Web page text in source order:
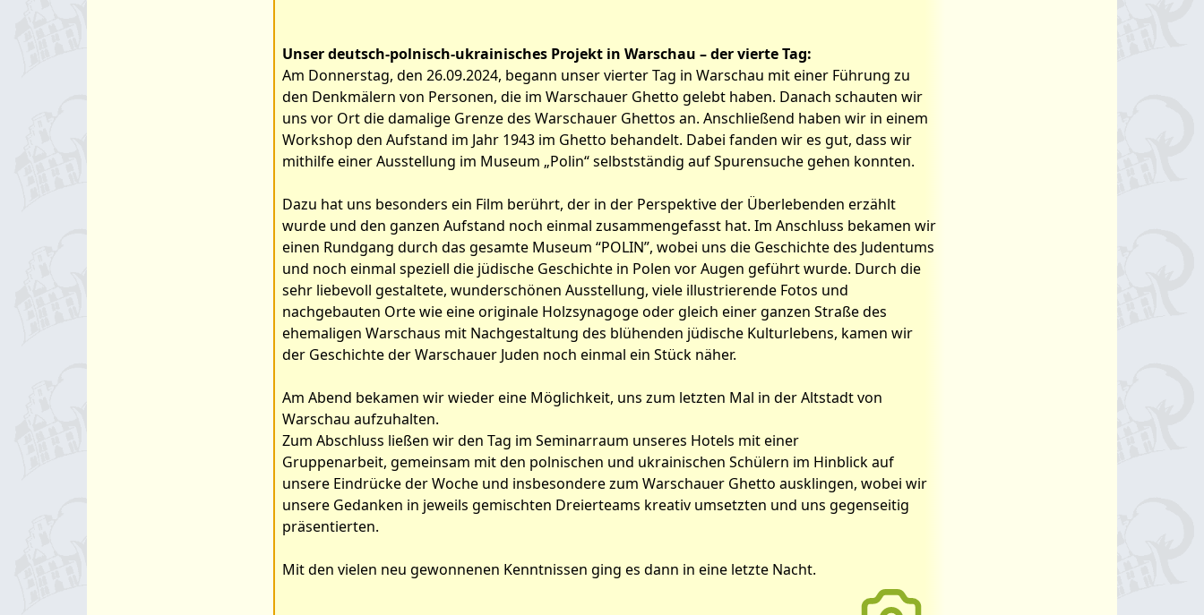
Unser deutsch-polnisch-ukrainisches Projekt in Warschau – der vierte Tag:
Am Donnerstag, den 26.09.2024, begann unser vierter Tag in Warschau mit einer Führung zu
den Denkmälern von Personen, die im Warschauer Ghetto gelebt haben. Danach schauten wir
uns vor Ort die damalige Grenze des Warschauer Ghettos an. Anschließend haben wir in einem
Workshop den Aufstand im Jahr 1943 im Ghetto behandelt. Dabei fanden wir es gut, dass wir
mithilfe einer Ausstellung im Museum „Polin“ selbstständig auf Spurensuche gehen konnten.
Dazu hat uns besonders ein Film berührt, der in der Perspektive der Überlebenden erzählt
wurde und den ganzen Aufstand noch einmal zusammengefasst hat. Im Anschluss bekamen wir
einen Rundgang durch das gesamte Museum “POLIN”, wobei uns die Geschichte des Judentums
und noch einmal speziell die jüdische Geschichte in Polen vor Augen geführt wurde. Durch die
sehr liebevoll gestaltete, wunderschönen Ausstellung, viele illustrierende Fotos und
nachgebauten Orte wie eine originale Holzsynagoge oder gleich einer ganzen Straße des
ehemaligen Warschaus mit Nachgestaltung des blühenden jüdische Kulturlebens, kamen wir
der Geschichte der Warschauer Juden noch einmal ein Stück näher.
Am Abend bekamen wir wieder eine Möglichkeit, uns zum letzten Mal in der Altstadt von
Warschau aufzuhalten.
Zum Abschluss ließen wir den Tag im Seminarraum unseres Hotels mit einer
Gruppenarbeit, gemeinsam mit den polnischen und ukrainischen Schülern im Hinblick auf
unsere Eindrücke der Woche und insbesondere zum Warschauer Ghetto ausklingen, wobei wir
unsere Gedanken in jeweils gemischten Dreierteams kreativ umsetzten und uns gegenseitig
präsentierten.
Mit den vielen neu gewonnenen Kenntnissen ging es dann in eine letzte Nacht.